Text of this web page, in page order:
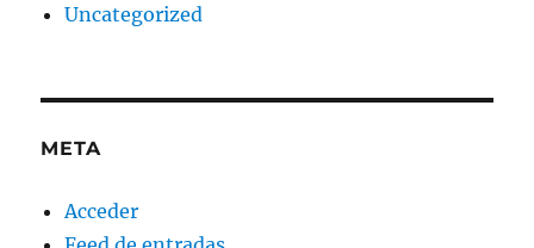
Uncategorized
META
Acceder